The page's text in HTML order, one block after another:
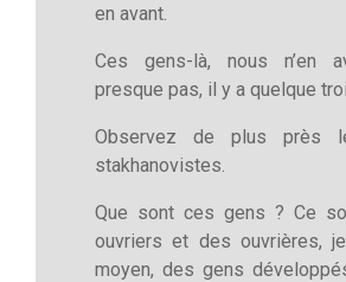
en avant.
Ces gens-là, nous n’en
presque pas, il y a quelque
Observez de plus près
stakhanovistes.
Que sont ces gens ? Ce
ouvriers et des ouvrières,
moyen, des gens